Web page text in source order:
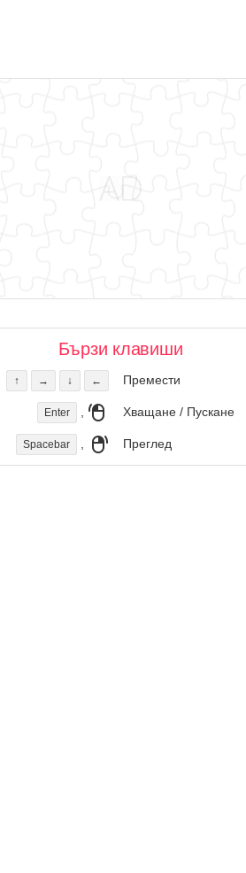
Бързи клавиши
↑ → ↓ ← Премести
Enter , Хващане / Пускане
Spacebar , Преглед